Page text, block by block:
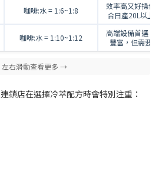
咖啡:水 = 1:6~1:8
效率高又好操作
合日產20L以上
咖啡:水 = 1:10~1:12
高端設備首選，
豐富，但需要專
鎖店在選擇冷萃配方時會特別注重：